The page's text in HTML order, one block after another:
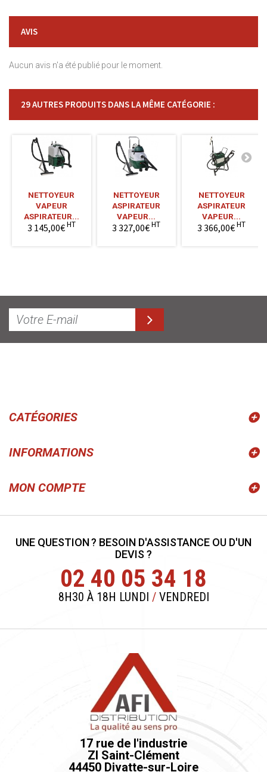
AVIS
Aucun avis n'a été publié pour le moment.
29 AUTRES PRODUITS DANS LA MÊME CATÉGORIE :
NETTOYEUR
VAPEUR
ASPIRATEUR...
3 145,00€HT
NETTOYEUR
ASPIRATEUR
VAPEUR...
3 327,00€ HT
NETTOYEUR
ASPIRATEUR
VAPEUR...
3 366,00€HT
CATÉGORIES
INFORMATIONS
MON COMPTE
UNE QUESTION ? BESOIN D'ASSISTANCE OU D'UN
DEVIS ?
02 40 05 34 18
8H30 À 18H LUNDI /VENDREDI
17 rue de l'industrie
ZI Saint-Clément
44450 Divatte-sur-Loire